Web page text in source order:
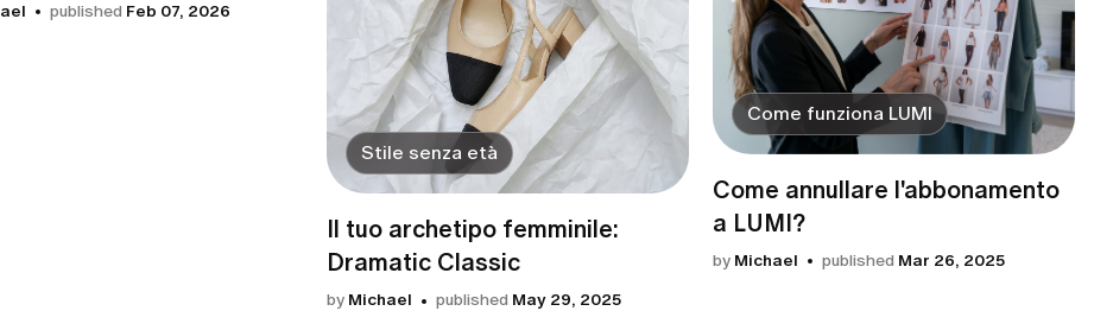
published Feb 07, 2026
Stile senza età
Il tuo archetipo femminile:
Dramatic Classic
by Michael published May 29, 2025
Come funziona LUMI
Come annullare l'abbonamento
a LUMI?
by Michael published Mar 26, 2025